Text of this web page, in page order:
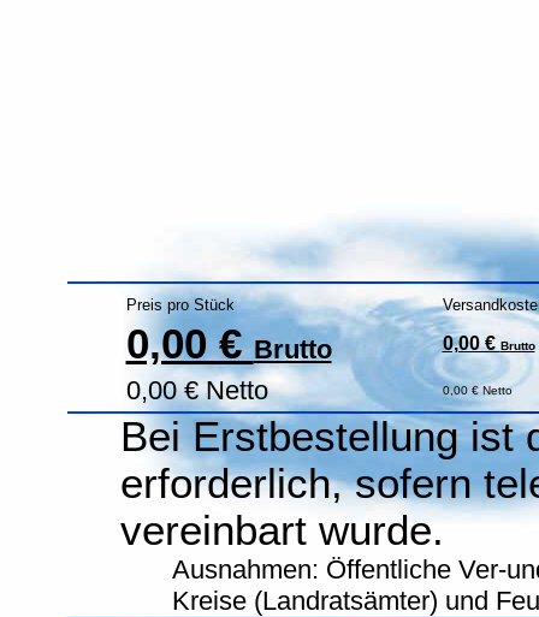
Preis pro Stück
0,00 €Brutto 0,00 € Brutto
0,00 € Netto 0,00 € Netto
Bei Erstbestellung ist
erforderlich, sofern
vereinbart wurde.
Ausnahmen: Öffentliche Ver-
Kreise (Landratsämter) und